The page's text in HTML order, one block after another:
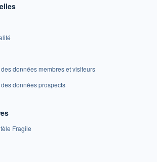
données membres et visiteurs
données prospects
Fragile